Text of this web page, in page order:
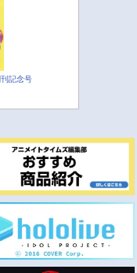
刊記念号